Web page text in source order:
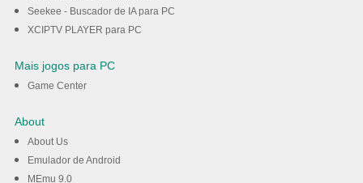
Seekee - Buscador de IA para PC
XCIPTV PLAYER para PC
Mais jogos para PC
Game Center
About
About Us
Emulador de Android
MEmu 9.0